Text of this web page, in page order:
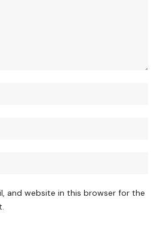
and website in this browser for the